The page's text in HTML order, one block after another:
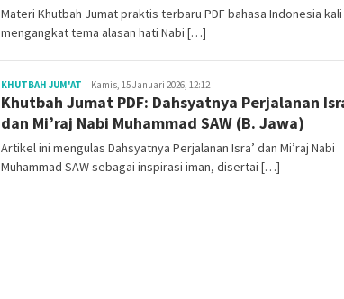
Materi Khutbah Jumat praktis terbaru PDF bahasa Indonesia kali
mengangkat tema alasan hati Nabi […]
KHUTBAH JUM'AT Redaksi
Kamis, 15 Januari 2026, 12:12
Khutbah Jumat PDF: Dahsyatnya Perjalanan
dan Mi’raj Nabi Muhammad SAW (B. Jawa)
Artikel ini mengulas Dahsyatnya Perjalanan Isra’ dan Mi’raj Nabi
Muhammad SAW sebagai inspirasi iman, disertai […]